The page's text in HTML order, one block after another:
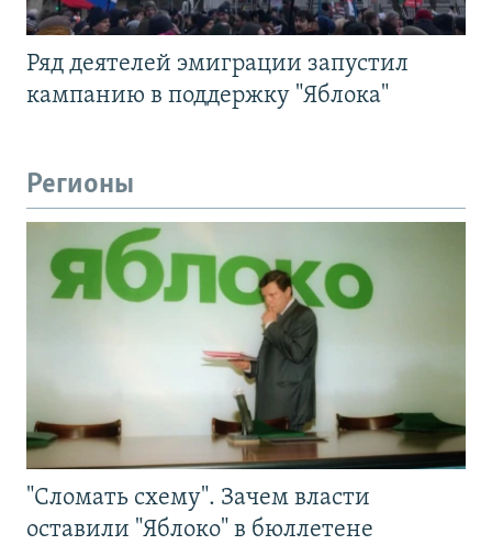
Ряд деятелей эмиграции запустил
кампанию в поддержку "Яблока"
Регионы
"Сломать схему". Зачем власти
оставили "Яблоко" в бюллетене